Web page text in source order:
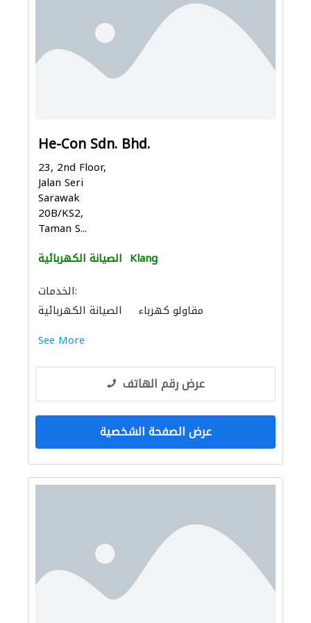
He-Con Sdn. Bhd.
23, 2nd Floor,
Jalan Seri
Sarawak
20B/KS2,
Taman S...
الصيانة الكهربائية Klang
الخدمات:
الصيانة الكهربائية
مقاولو كهرباء
See More
عرض رقم الهاتف
عرض الصفحة الشخصية